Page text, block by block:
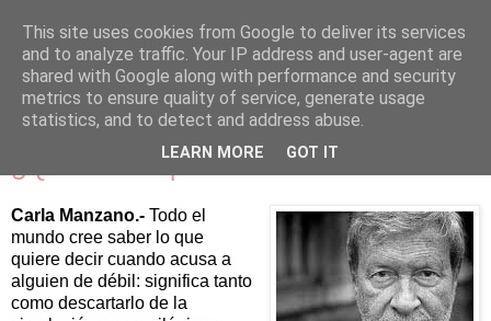
¿Qué fue del pensamiento débil?
Carla Manzano.- Todo el
mundo cree saber lo que
quiere decir cuando acusa a
alguien de débil: significa tanto
como descartarlo de la
This site uses cookies from Google to deliver its services
and to analyze traffic. Your IP address and user-agent are
shared with Google along with performance and security
metrics to ensure quality of service, generate usage
statistics, and to detect and address abuse.
LEARN MORE GOT IT